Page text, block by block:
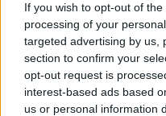
If you wish to opt-out of
processing of your
targeted advertising by us,
section to confirm your
opt-out request is
interest-based ads based
us or personal information
Luba-Air in
Luba-Air
Antworten:
17
Flughafen -
-lukas110804-
Antworten:
0
Flughafen